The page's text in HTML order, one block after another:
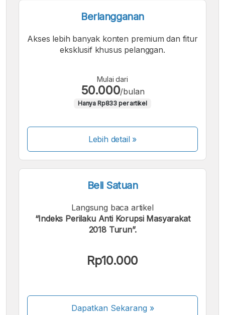
Berlangganan
Akses lebih banyak konten premium dan fitur
eksklusif khusus pelanggan.
Mulai dari
50.000/bulan
Hanya Rp833 per artikel
Lebih detail »
Beli Satuan
Langsung baca artikel
“Indeks Perilaku Anti Korupsi Masyarakat
2018 Turun”.
Rp10.000
Dapatkan Sekarang»